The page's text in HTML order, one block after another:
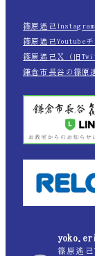
篠原遙己
篠原遙己Youtube
篠原遙己Ｘ（旧
鎌倉市長谷の篠原
篠原遙